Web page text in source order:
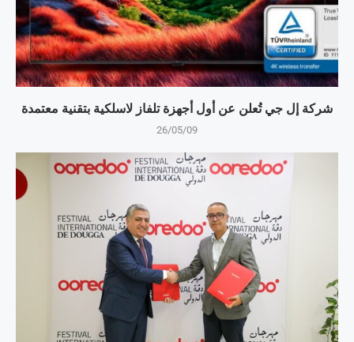
شركة إل جي تُعلن عن أول أجهزة تلفاز لاسلكية بتقنية معتمدة
26/05/09